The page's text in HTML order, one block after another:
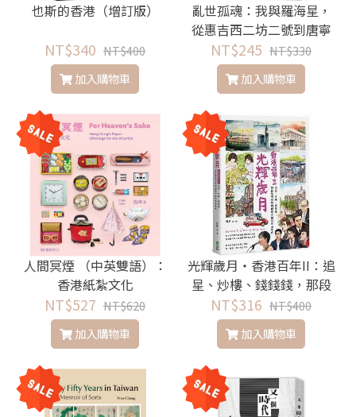
也斯的香港（增訂版）
NT$340 NT$400
加入購物車
亂世孤魂：我與羅海星，
從惠吉西二坊二號到唐寧
街十號
NT$245 NT$330
加入購物車
人間冥煙 （中英雙語）：
香港紙紮文化
NT$527 NT$620
加入購物車
光輝歲月‧香港百年II：追
星、炒樓、錢錢錢，那段
繁榮發展與創造奇蹟的黃
金年代
NT$316 NT$400
加入購物車